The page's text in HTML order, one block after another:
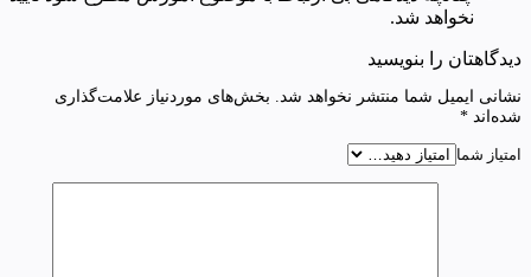
نخواهد شد.
دیدگاهتان را بنویسید
نشانی ایمیل شما منتشر نخواهد شد. بخش‌های موردنیاز علامت‌گذاری
شده‌اند *
امتیاز شما